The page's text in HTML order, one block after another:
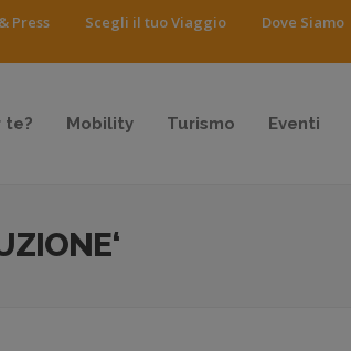
Press Scegli il tuo Viaggio Dove Siamo
te? Mobility Turismo Eventi